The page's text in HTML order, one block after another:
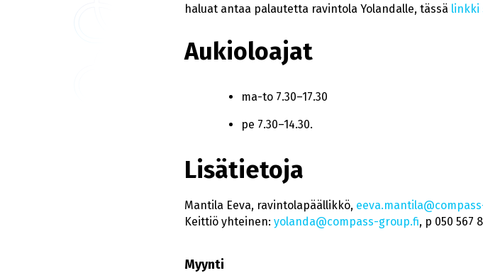
haluat antaa palautetta ravintola Yolandalle, tässä linkki
Aukioloajat
ma-to 7.30–17.30
pe 7.30–14.30.
Lisätietoja
Mantila Eeva, ravintolapäällikkö,
Keittiö yhteinen: yolanda@compass-group.fi, p 050 567
Myynti